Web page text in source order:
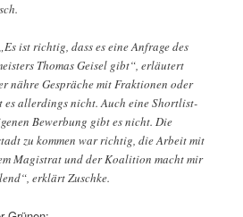
ist richtig, dass es eine Anfrage des
Thomas Geisel gibt“, erläutert
nähre Gespräche mit Fraktionen oder
allerdings nicht. Auch eine Shortlist-
Bewerbung gibt es nicht. Die
zu kommen war richtig, die Arbeit mit
Magistrat und der Koalition macht mir
erklärt Zuschke.